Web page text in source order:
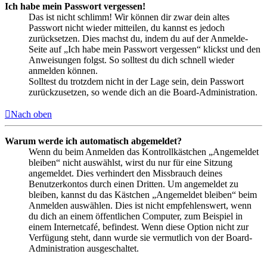
Ich habe mein Passwort vergessen!
Das ist nicht schlimm! Wir können dir zwar dein altes
Passwort nicht wieder mitteilen, du kannst es jedoch
zurücksetzen. Dies machst du, indem du auf der Anmelde-
Seite auf „Ich habe mein Passwort vergessen“ klickst und den
Anweisungen folgst. So solltest du dich schnell wieder
anmelden können.
Solltest du trotzdem nicht in der Lage sein, dein Passwort
zurückzusetzen, so wende dich an die Board-Administration.
Nach oben
Warum werde ich automatisch abgemeldet?
Wenn du beim Anmelden das Kontrollkästchen „Angemeldet
bleiben“ nicht auswählst, wirst du nur für eine Sitzung
angemeldet. Dies verhindert den Missbrauch deines
Benutzerkontos durch einen Dritten. Um angemeldet zu
bleiben, kannst du das Kästchen „Angemeldet bleiben“ beim
Anmelden auswählen. Dies ist nicht empfehlenswert, wenn
du dich an einem öffentlichen Computer, zum Beispiel in
einem Internetcafé, befindest. Wenn diese Option nicht zur
Verfügung steht, dann wurde sie vermutlich von der Board-
Administration ausgeschaltet.